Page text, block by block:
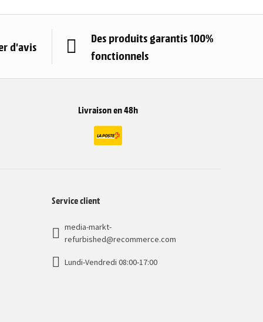
d'avis
Des produits garantis 100%
fonctionnels
Livraison en 48h
Service client
media-markt-
refurbished@recommerce.com
Lundi-Vendredi 08:00-17:00